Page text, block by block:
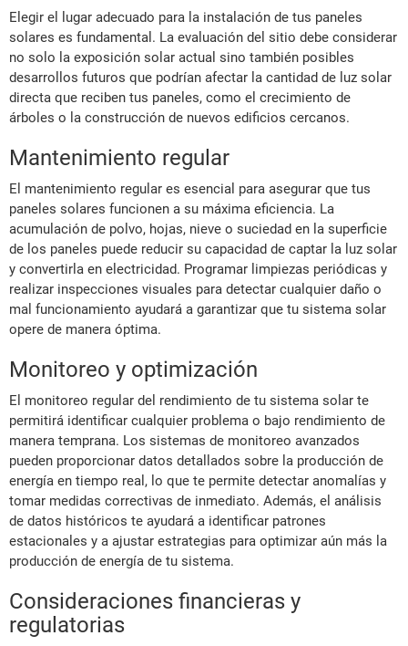
Elegir el lugar adecuado para la instalación de tus paneles
solares es fundamental. La evaluación del sitio debe considerar
no solo la exposición solar actual sino también posibles
desarrollos futuros que podrían afectar la cantidad de luz solar
directa que reciben tus paneles, como el crecimiento de
árboles o la construcción de nuevos edificios cercanos.
Mantenimiento regular
El mantenimiento regular es esencial para asegurar que tus
paneles solares funcionen a su máxima eficiencia. La
acumulación de polvo, hojas, nieve o suciedad en la superficie
de los paneles puede reducir su capacidad de captar la luz solar
y convertirla en electricidad. Programar limpiezas periódicas y
realizar inspecciones visuales para detectar cualquier daño o
mal funcionamiento ayudará a garantizar que tu sistema solar
opere de manera óptima.
Monitoreo y optimización
El monitoreo regular del rendimiento de tu sistema solar te
permitirá identificar cualquier problema o bajo rendimiento de
manera temprana. Los sistemas de monitoreo avanzados
pueden proporcionar datos detallados sobre la producción de
energía en tiempo real, lo que te permite detectar anomalías y
tomar medidas correctivas de inmediato. Además, el análisis
de datos históricos te ayudará a identificar patrones
estacionales y a ajustar estrategias para optimizar aún más la
producción de energía de tu sistema.
Consideraciones financieras y
regulatorias